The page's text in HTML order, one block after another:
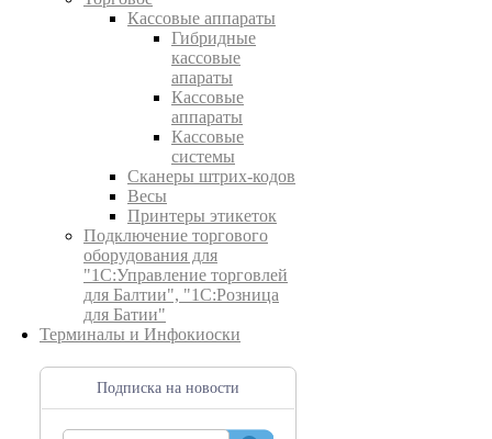
Кассовые аппараты
Гибридные
кассовые
апараты
Кассовые
аппараты
Кассовые
системы
Сканеры штрих-кодов
Весы
Принтеры этикеток
Подключение торгового
оборудования для
"1С:Управление торговлей
для Балтии", "1С:Розница
для Батии"
Терминалы и Инфокиоски
Подписка на новости